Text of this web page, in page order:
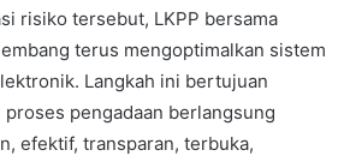
risiko tersebut, LKPP bersama
terus mengoptimalkan sistem
Langkah ini bertujuan
pengadaan berlangsung
efektif, transparan, terbuka,